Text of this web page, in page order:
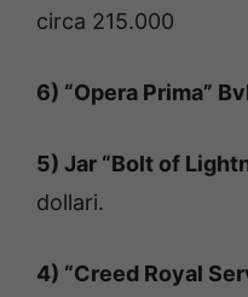
circa 215.000
6) “Opera Prima”
5) Jar “Bolt of
dollari.
4) “Creed Royal